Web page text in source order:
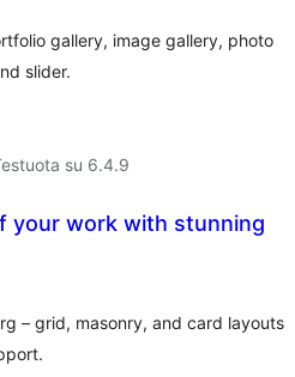
gallery, image gallery, photo
slider.
su 6.4.9
your work with stunning
– grid, masonry, and card layouts